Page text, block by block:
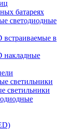
батареях
светодиодные
встраиваемые в
накладные
светильники
светильники